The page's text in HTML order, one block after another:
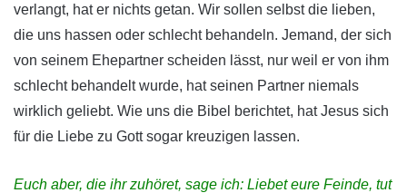
verlangt, hat er nichts getan. Wir sollen selbst die lieben,
die uns hassen oder schlecht behandeln. Jemand, der sich
von seinem Ehepartner scheiden lässt, nur weil er von ihm
schlecht behandelt wurde, hat seinen Partner niemals
wirklich geliebt. Wie uns die Bibel berichtet, hat Jesus sich
für die Liebe zu Gott sogar kreuzigen lassen.
Euch aber, die ihr zuhöret, sage ich: Liebet eure Feinde, tut